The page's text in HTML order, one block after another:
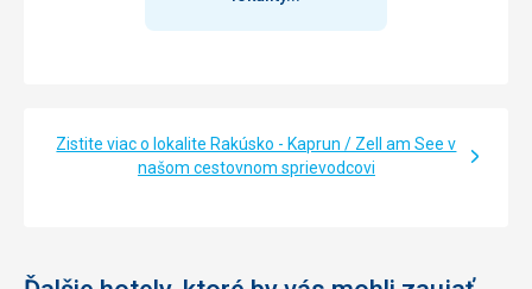
Zistite viac o lokalite Rakúsko - Kaprun / Zell am See v
našom cestovnom sprievodcovi